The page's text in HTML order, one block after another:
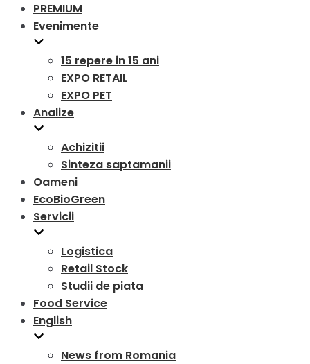
PREMIUM
Evenimente
15 repere in 15 ani
EXPO RETAIL
EXPO PET
Analize
Achizitii
Sinteza saptamanii
Oameni
EcoBioGreen
Servicii
Logistica
Retail Stock
Studii de piata
Food Service
English
News from Romania